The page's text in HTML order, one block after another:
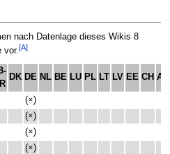
nach Datenlage dieses Wikis 8
vor.[A]
DK DE NL BE LU PL LT LV EE CH AT
(×)
(×)
(×)
(×)